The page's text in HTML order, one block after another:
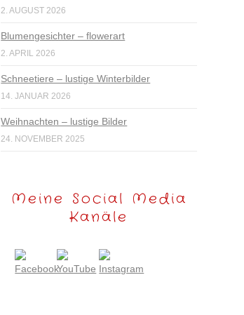
2. AUGUST 2026
Blumengesichter – flowerart
2. APRIL 2026
Schneetiere – lustige Winterbilder
14. JANUAR 2026
Weihnachten – lustige Bilder
24. NOVEMBER 2025
Meine Social Media
Kanäle